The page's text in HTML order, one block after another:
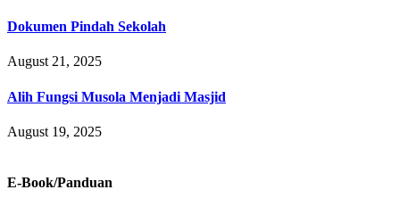
Dokumen Pindah Sekolah
August 21, 2025
Alih Fungsi Musola Menjadi Masjid
August 19, 2025
E-Book/Panduan